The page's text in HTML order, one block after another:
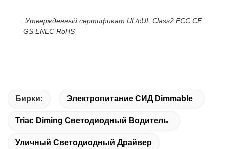
.Утвержденный сертификат UL/cUL Class2 FCC CE
GS ENEC RoHS
Бирки: Электропитание СИД Dimmable
Triac Diming Светодиодный Водитель
Уличный Светодиодный Драйвер